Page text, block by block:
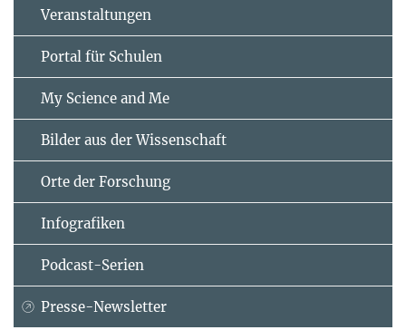
Veranstaltungen
Portal für Schulen
My Science and Me
Bilder aus der Wissenschaft
Orte der Forschung
Infografiken
Podcast-Serien
Presse-Newsletter